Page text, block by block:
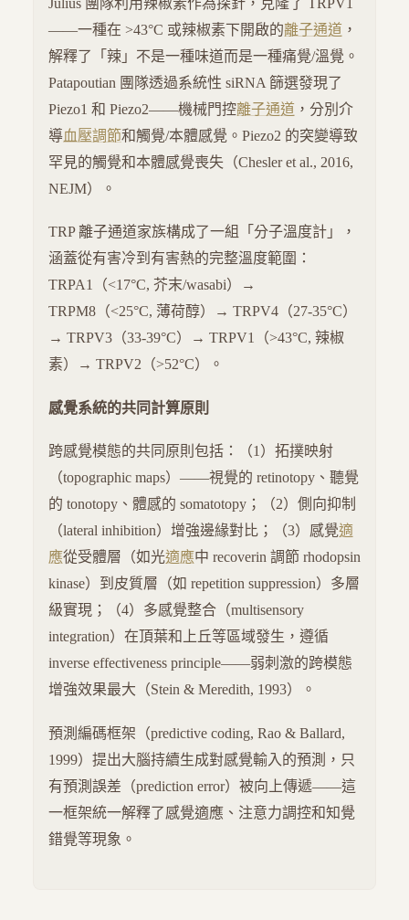
——一種在 >43°C 或辣椒素下開啟的離子通道 ，
解釋了「辣」不是一種味道而是一種痛覺/溫覺。
Patapoutian 團隊透過系統性 siRNA 篩選發現了
Piezo1 和 Piezo2——機械門控離子通道 ，分別介
導血壓調節和觸覺/本體感覺。Piezo2 的突變導致
罕見的觸覺和本體感覺喪失（Chesler et al., 2016,
NEJM）。
TRP 離子通道家族構成了一組「分子溫度計」，
涵蓋從有害冷到有害熱的完整溫度範圍：
TRPA1（<17°C, 芥末/wasabi）→
TRPM8（<25°C, 薄荷醇）→ TRPV4（27-35°C）
→ TRPV3（33-39°C）→ TRPV1（>43°C, 辣椒
素）→ TRPV2（>52°C）。
感覺系統的共同計算原則
跨感覺模態的共同原則包括：（1）拓撲映射
（topographic maps）——視覺的 retinotopy、聽覺
的 tonotopy、體感的 somatotopy；（2）側向抑制
（lateral inhibition）增強邊緣對比；（3）感覺適
應從受體層（如光適應中 recoverin 調節 rhodopsin
kinase）到皮質層（如 repetition suppression）多層
級實現；（4）多感覺整合（multisensory
integration）在頂葉和上丘等區域發生，遵循
inverse effectiveness principle——弱刺激的跨模態
增強效果最大（Stein & Meredith, 1993）。
預測編碼框架（predictive coding, Rao & Ballard,
1999）提出大腦持續生成對感覺輸入的預測，只
有預測誤差（prediction error）被向上傳遞——這
一框架統一解釋了感覺適應、注意力調控和知覺
錯覺等現象。